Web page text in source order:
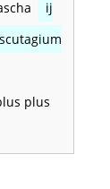
ij
plus